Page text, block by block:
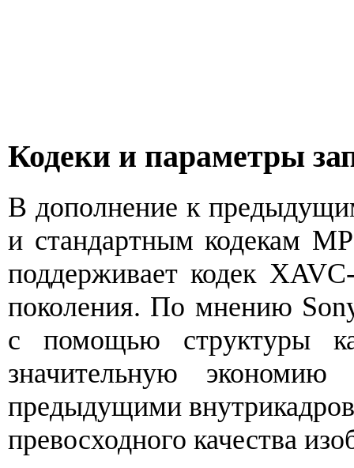
Кодеки и параметры
В дополнение к
и стандартным кодекам
поддерживает кодек
поколения. По мнению
с помощью структуры
значительную
предыдущими
превосходного качества